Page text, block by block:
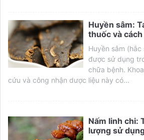
Huyền sâm:
thuốc và
Huyền sâm
được sử dụng
chữa bệnh.
cứu và công nhận dược liệu này có...
Nấm linh chi:
lượng sử